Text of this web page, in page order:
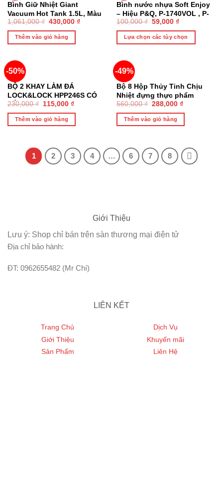
Bình Giữ Nhiệt Giant
Vacuum Hot Tank 1.5L, Màu
Xanh Ánh Vàng Sapphire
Gold – LocknLock
LHC1412SG – Chính Hãng
1,061,000₫ 430,000 ₫
Thêm vào giỏ hàng
Bình nước nhựa Soft Enjoy
– Hiệu P&Q, P-1740VOL , P-
1740PINK, 500ML
100,000₫ 59,000 ₫
Lựa chọn các tùy chọn
-50%
BỘ 2 KHAY LÀM ĐÁ
LOCK&LOCK HPP246S CÓ
NẮP
230,000₫ 115,000 ₫
Thêm vào giỏ hàng
-49%
Bộ 8 Hộp Thủy Tinh Chịu
Nhiệt đựng thực phẩm
Lock&Lock LLG821YX3 –
Hàng chính hãng
560,000₫ 288,000 ₫
Thêm vào giỏ hàng
1 2 3 4 … 6 7 8
Giới Thiệu
Lưu ý: Shop chỉ bán trên sàn thương mại điện tử
Địa chỉ bảo hành:
ĐT: 0962655482 (Mr Chí)
LIÊN KẾT
Trang Chủ
Giới Thiệu
Sản Phẩm
Dịch Vụ
Khuyến mãi
Liên Hệ